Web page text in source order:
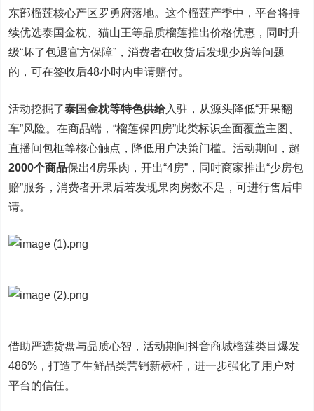
东部榴莲核心产区罗勇府落地。这个榴莲产季中，平台将持
续优选泰国金枕、猫山王等品质榴莲推出价格优惠，同时升
级“坏了包退官方保障”，消费者在收货后发现少房等问题
的，可在签收后48小时内申请赔付。
活动挖掘了泰国金枕等特色供给入驻，从源头降低“开果翻
车”风险。在商品端，“榴莲保四房”此类标识全面覆盖主图、
直播间包框等核心触点，降低用户决策门槛。活动期间，超
2000个商品保出4房果肉，开出“4房”，同时商家推出“少房包
赔”服务，消费者开果后若发现果肉房数不足，可进行售后申
请。
借助严选货盘与品质心智，活动期间抖音商城榴莲类目爆发
486%，打造了生鲜品类营销新标杆，进一步强化了用户对
平台的信任。